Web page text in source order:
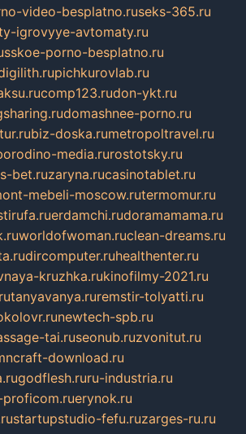
video-besplatno.ruseks-365.ru
igrovyye-avtomaty.ru
porno-besplatno.ru
pichkurovlab.ru
comp123.rudon-ykt.ru
domashnee-porno.ru
biz-doska.rumetropoltravel.ru
media.rurostotsky.ru
bet.ruzaryna.rucasinotablet.ru
mebeli-moscow.rutermomur.ru
erdamchi.rudoramamama.ru
worldofwoman.ruclean-dreams.ru
dircomputer.ruhealthenter.ru
kruzhka.rukinofilmy-2021.ru
tanyavanya.ruremstir-tolyatti.ru
newtech-spb.ru
tai.ruseonub.ruzvonitut.ru
download.ru
godflesh.ruru-industria.ru
erynok.ru
startupstudio-fefu.ruzarges-ru.ru